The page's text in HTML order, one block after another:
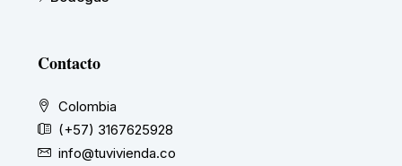
Contacto
Colombia
(+57) 3167625928
info@tuvivienda.co